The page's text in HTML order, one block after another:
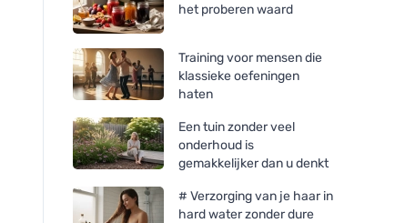
het proberen waard
Training voor mensen die
klassieke oefeningen
haten
Een tuin zonder veel
onderhoud is
gemakkelijker dan u denkt
# Verzorging van je haar in
hard water zonder dure